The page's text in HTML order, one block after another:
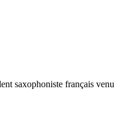
saxophoniste français venu